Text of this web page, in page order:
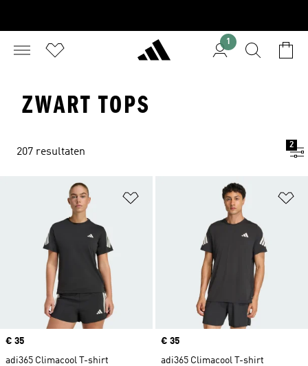
1
ZWART TOPS
207 resultaten
2
Op verlanglijst zetten
Price
€ 35
adi365 Climacool T-shirt
Price
€ 35
adi365 Climacool T-shirt